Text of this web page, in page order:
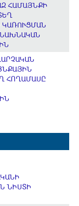
ՀԱՄԱՅՆՔԻ
ՀՈՂԱՄԱՍԸ
ՆԻՍՏԻ